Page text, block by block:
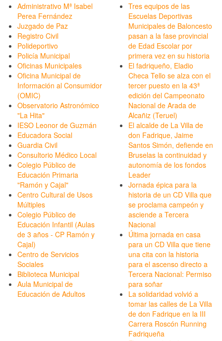
Administrativo Mª Isabel
Perea Fernández
Juzgado de Paz
Registro Civil
Polideportivo
Policía Municipal
Oficinas Municipales
Oficina Municipal de
Información al Consumidor
(OMIC)
Observatorio Astronómico
"La Hita"
IESO Leonor de Guzmán
Educadora Social
Guardia Civil
Consultorio Médico Local
Colegio Público de
Educación Primaria
"Ramón y Cajal"
Centro Cultural de Usos
Múltiples
Colegio Público de
Educación Infantil (Aulas
de 3 años - CP Ramón y
Cajal)
Centro de Servicios
Sociales
Biblioteca Municipal
Aula Municipal de
Educación de Adultos
Tres equipos de las
Escuelas Deportivas
Municipales de Baloncesto
pasan a la fase provincial
de Edad Escolar por
primera vez en su historia
El fadriqueño, Eladio
Checa Tello se alza con el
tercer puesto en la 43ª
edición del Campeonato
Nacional de Arada de
Alcañiz (Teruel)
El alcalde de La Villa de
don Fadrique, Jaime
Santos Simón, defiende en
Bruselas la continuidad y
autonomía de los fondos
Leader
Jornada épica para la
historia de un CD Villa que
se proclama campeón y
asciende a Tercera
Nacional
Última jornada en casa
para un CD Villa que tiene
una cita con la historia
para el ascenso directo a
Tercera Nacional: Permiso
para soñar
La solidaridad volvió a
tomar las calles de La Villa
de don Fadrique en la III
Carrera Roscón Running
Fadriqueña